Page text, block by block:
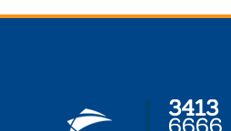
3413